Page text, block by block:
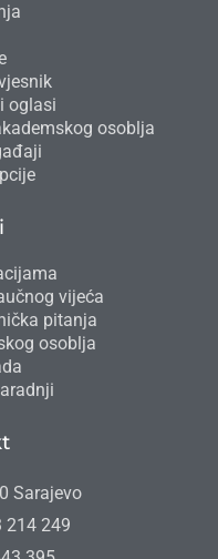
oglasi
osoblja
vijeća
pitanja
osoblja
Sarajevo
214 249